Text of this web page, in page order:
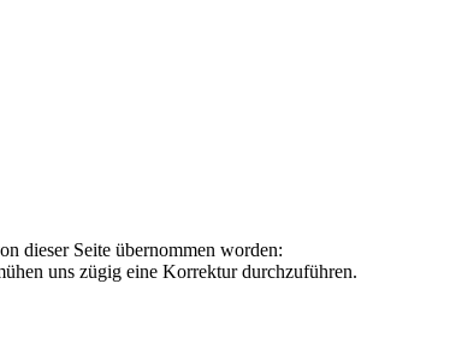
dieser Seite übernommen worden:
uns zügig eine Korrektur durchzuführen.